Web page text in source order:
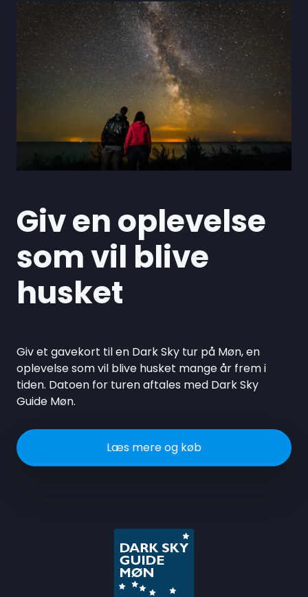
Giv en oplevelse
som vil blive
husket
Giv et gavekort til en Dark Sky tur på Møn, en
oplevelse som vil blive husket mange år frem i
tiden. Datoen for turen aftales med Dark Sky
Guide Møn.
Læs mere og køb